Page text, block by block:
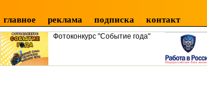
главное реклама подписка контакт
Фотоконкурс "Событие года"